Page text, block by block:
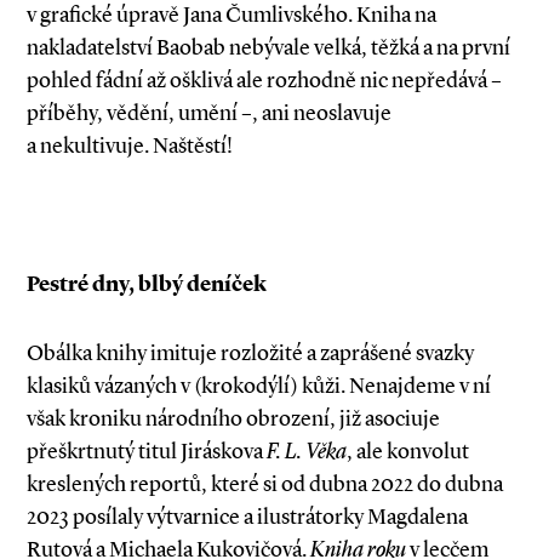
v grafické úpravě Jana Čumlivského. Kniha na
nakladatelství Baobab nebývale velká, těžká a na první
pohled fádní až ošklivá ale rozhodně nic nepředává –
příběhy, vědění, umění –, ani ne­­oslavuje
a nekultivuje. Naštěstí!
Pestré dny, blbý deníček
Obálka knihy imituje rozložité a zaprášené svazky
klasiků vázaných v (krokodýlí) kůži. Nenajdeme v ní
však kroniku národního obrození, již asociuje
přeškrtnutý titul JiráskovaF. L. Věka, ale konvolut
kreslených reportů, které si od dubna 2022 do dubna
2023 posílaly výtvarnice a ilustrátorky Magdalena
Rutová a Michaela Kukovičová.Kniha rokuv lecčem